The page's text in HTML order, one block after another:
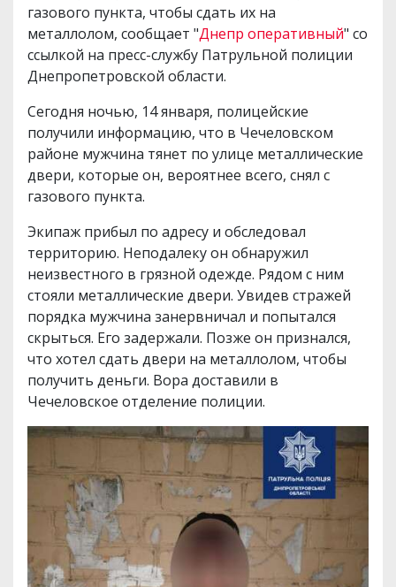
газового пункта, чтобы сдать их на
металлолом, сообщает "Днепр оперативный" со
ссылкой на пресс-службу Патрульной полиции
Днепропетровской области.
Сегодня ночью, 14 января, полицейские
получили информацию, что в Чечеловском
районе мужчина тянет по улице металлические
двери, которые он, вероятнее всего, снял с
газового пункта.
Экипаж прибыл по адресу и обследовал
территорию. Неподалеку он обнаружил
неизвестного в грязной одежде. Рядом с ним
стояли металлические двери. Увидев стражей
порядка мужчина занервничал и попытался
скрыться. Его задержали. Позже он признался,
что хотел сдать двери на металлолом, чтобы
получить деньги. Вора доставили в
Чечеловское отделение полиции.